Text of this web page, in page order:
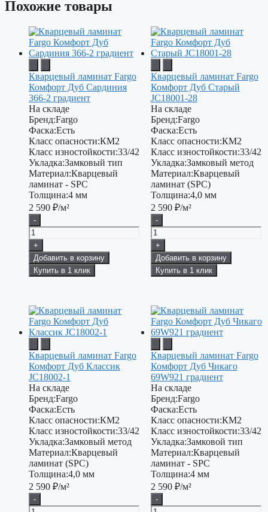
Похожие товары
Кварцевый ламинат Fargo
Комфорт Дуб Сардиния
366-2 градиент
На складе
Бренд:Fargo
Фаска:Есть
Класс опасности:КМ2
Класс изностойкости:33/42
Укладка:Замковый тип
Материал:Кварцевый
ламинат - SPC
Толщина:4 мм
2 590 ₽/м²
-
+
Добавить в корзину
Купить в 1 клик
Кварцевый ламинат Fargo
Комфорт Дуб Старый
JC18001-28
На складе
Бренд:Fargo
Фаска:Есть
Класс опасности:КМ2
Класс изностойкости:33/42
Укладка:Замковый метод
Материал:Кварцевый
ламинат (SPC)
Толщина:4,0 мм
2 590 ₽/м²
-
+
Добавить в корзину
Купить в 1 клик
Кварцевый ламинат Fargo
Комфорт Дуб Классик
JC18002-1
На складе
Бренд:Fargo
Фаска:Есть
Класс опасности:КМ2
Класс изностойкости:33/42
Укладка:Замковый метод
Материал:Кварцевый
ламинат (SPC)
Толщина:4,0 мм
2 590 ₽/м²
-
Кварцевый ламинат Fargo
Комфорт Дуб Чикаго
69W921 градиент
На складе
Бренд:Fargo
Фаска:Есть
Класс опасности:КМ2
Класс изностойкости:33/42
Укладка:Замковой тип
Материал:Кварцевый
ламинат - SPC
Толщина:4 мм
2 590 ₽/м²
-